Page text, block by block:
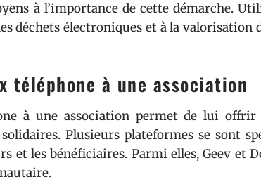
à l’importance de cette démarche.
déchets électroniques et à la valorisation
téléphone à une association
à une association permet de lui
Plusieurs plateformes se sont
et les bénéficiaires. Parmi elles, Geev et